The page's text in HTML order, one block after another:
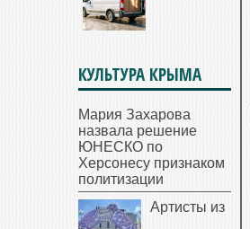
КУЛЬТУРА КРЫМА
Мария Захарова
назвала решение
ЮНЕСКО по
Херсонесу признаком
политизации
Артисты из